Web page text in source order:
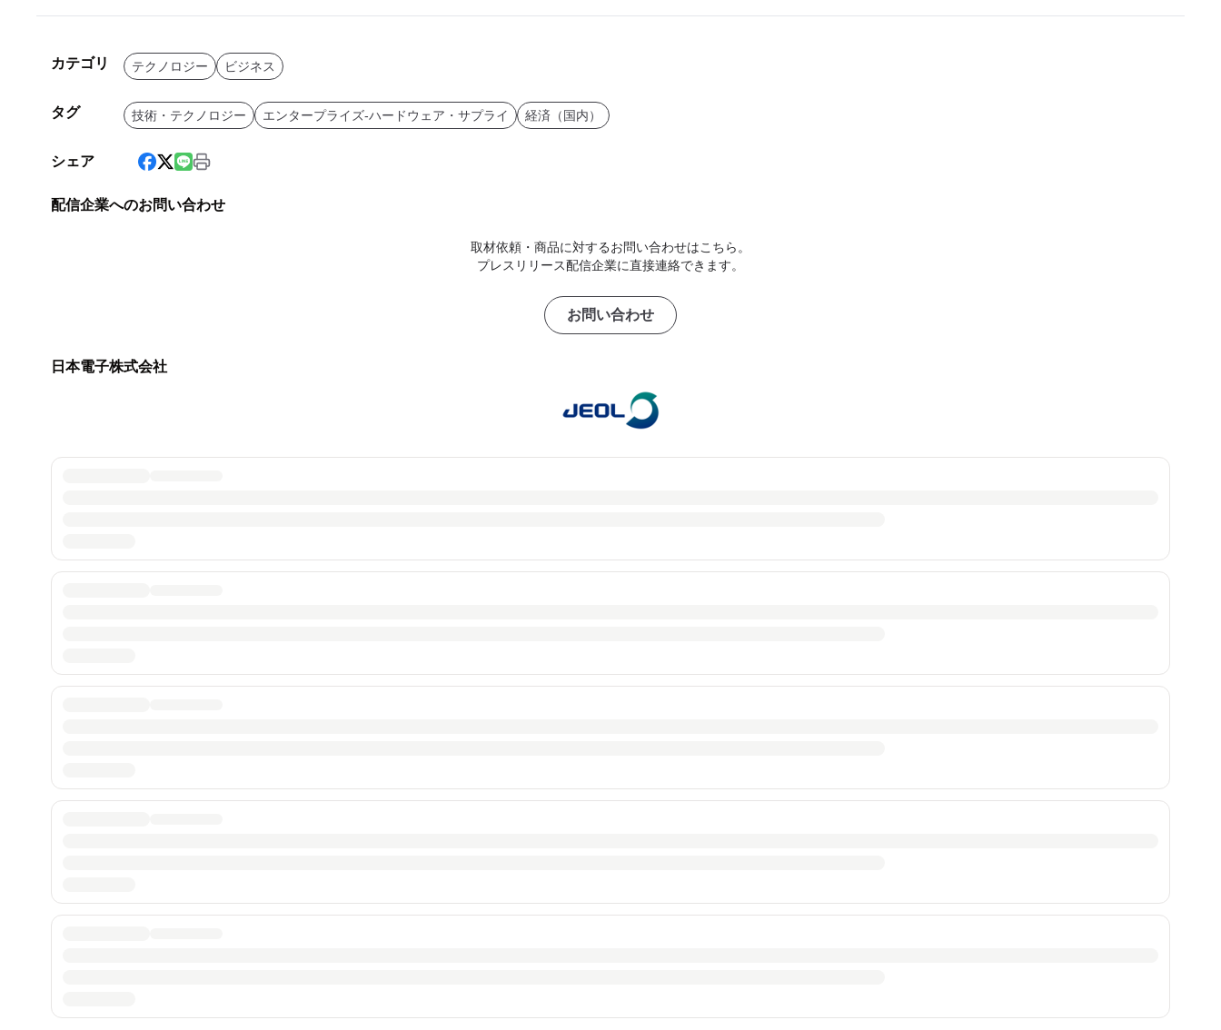
カテゴリ テクノロジー ビジネス
タグ 技術・テクノロジー エンタープライズ-ハードウェア・サプライ 経済（国内）
シェア
配信企業へのお問い合わせ
取材依頼・商品に対するお問い合わせはこちら。
プレスリリース配信企業に直接連絡できます。
お問い合わせ
日本電子株式会社